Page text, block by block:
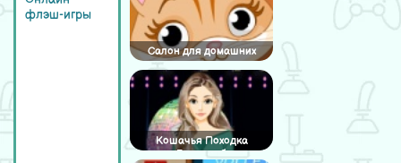
флэш-игры
Салон для домашних
кошек
Кошачья Походка
Гардероб